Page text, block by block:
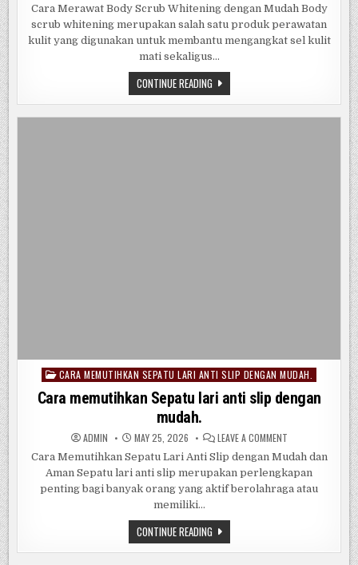
MERAWAT
SCRUB
WHITENING
DENGAN
Cara Merawat Body Scrub Whitening dengan Mudah Body
scrub whitening merupakan salah satu produk perawatan
kulit yang digunakan untuk membantu mengangkat sel kulit
mati sekaligus…
CONTINUE READINGCARA
MERAWAT
BODY
SCRUB
Posted
in
CARA MEMUTIHKAN SEPATU LARI ANTI SLIP DENGAN MUDAH.
Cara memutihkan Sepatu lari anti slip dengan
mudah.
ADMIN MAY 25, 2026 LEAVE A COMMENTON
MEMUTIHKAN
LARI
ANTI
SLIP
Cara Memutihkan Sepatu Lari Anti Slip dengan Mudah dan
Aman Sepatu lari anti slip merupakan perlengkapan
penting bagi banyak orang yang aktif berolahraga atau
memiliki…
CONTINUE READINGCARA
MEMUTIHKAN
SEPATU